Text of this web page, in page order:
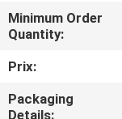
CONTRÔLE
DE
QUALITÉ
Minimum Order
Quantity:
Prix:
Packaging
Details: